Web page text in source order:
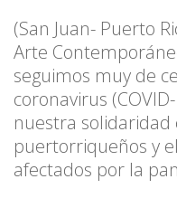
(San Juan- Puerto
Arte
seguimos muy de
coronavirus
nuestra
puertorriqueños y
afectados por la